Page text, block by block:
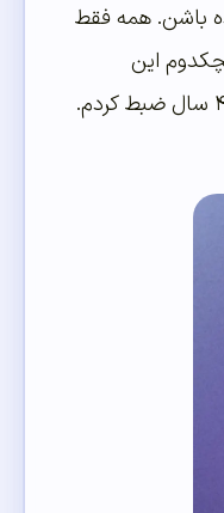
باشن. همه فقط
توی هیچکدوم این